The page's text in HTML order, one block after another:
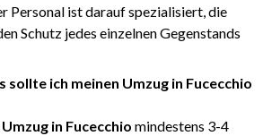
Personal ist darauf spezialisiert, die
Schutz jedes einzelnen Gegenstands
sollte ich meinen Umzug in Fucecchio
Umzug in Fucecchio mindestens 3-4